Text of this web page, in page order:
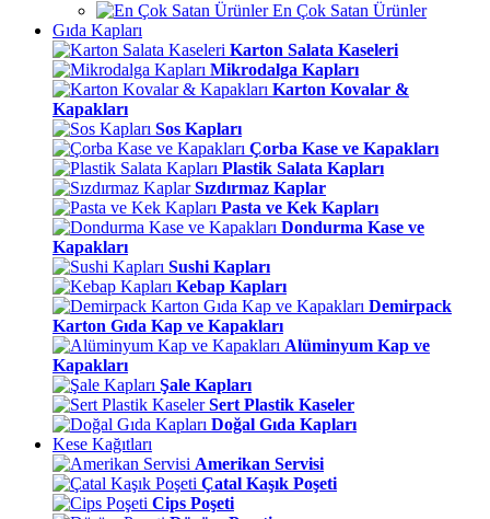
En Çok Satan Ürünler
Gıda Kapları
Karton Salata Kaseleri
Mikrodalga Kapları
Karton Kovalar &
Kapakları
Sos Kapları
Çorba Kase ve Kapakları
Plastik Salata Kapları
Sızdırmaz Kaplar
Pasta ve Kek Kapları
Dondurma Kase ve
Kapakları
Sushi Kapları
Kebap Kapları
Demirpack
Karton Gıda Kap ve Kapakları
Alüminyum Kap ve
Kapakları
Şale Kapları
Sert Plastik Kaseler
Doğal Gıda Kapları
Kese Kağıtları
Amerikan Servisi
Çatal Kaşık Poşeti
Cips Poşeti